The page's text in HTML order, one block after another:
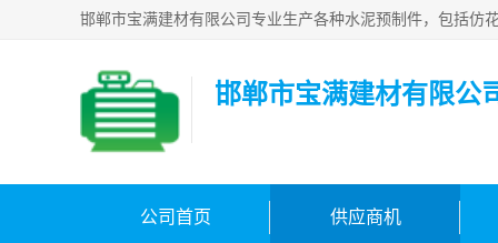
邯郸市宝满建材有限公
公司首页 供应商机